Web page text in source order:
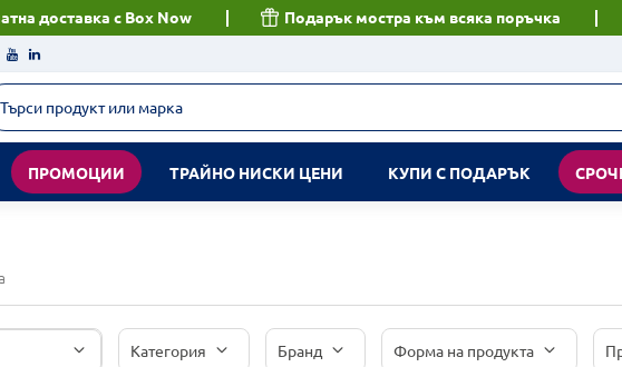
доставка с Box Now Подарък мостра към всяка поръчка
ПРОМОЦИИ ТРАЙНО НИСКИ ЦЕНИ КУПИ С ПОДАРЪК
Категория Бранд Форма на продукта